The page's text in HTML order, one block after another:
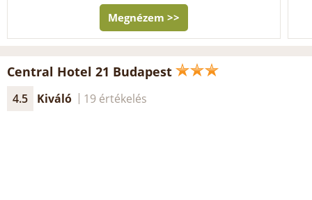
Megnézem >>
Central Hotel 21 Budapest
4.5 Kiváló 19 értékelés